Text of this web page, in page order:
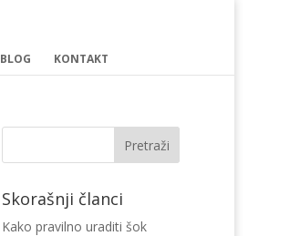
BLOG KONTAKT
Skorašnji članci
Kako pravilno uraditi šok